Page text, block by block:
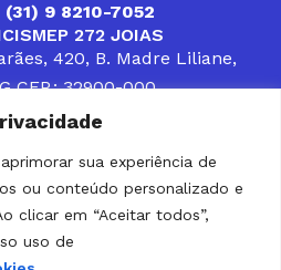
sua experiência de
ou conteúdo personalizado e
clicar em “Aceitar todos”,
uso de
(31) 9 8210-7052
272 JOIAS
420, B. Madre Liliane,
CEP.: 32900-000
4400 ou (31) 9 8309-8660
AÇÕES E SERVIÇOS
A ASSISTÊNCIA À
EM QUE ATUA, SENDO
CONSORCIADOS NA
ENFRENTADAS POR
É O COMPROMISSO DO